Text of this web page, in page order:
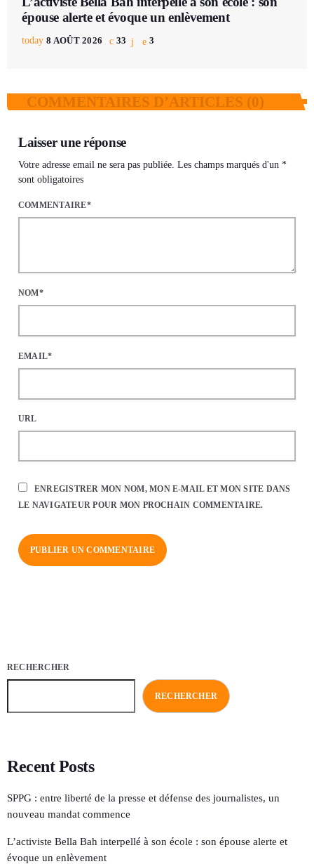
épouse alerte et évoque un enlèvement
today 8 AOÛT 2026 33 3
COMMENTAIRES D’ARTICLES (0)
Laisser une réponse
Votre adresse email ne sera pas publiée. Les champs marqués d'un *
sont obligatoires
COMMENTAIRE*
NOM*
EMAIL*
URL
ENREGISTRER MON NOM, MON E-MAIL ET MON SITE DANS
LE NAVIGATEUR POUR MON PROCHAIN COMMENTAIRE.
RECHERCHER
RECHERCHER
Recent Posts
SPPG : entre liberté de la presse et défense des journalistes, un
nouveau mandat commence
L’activiste Bella Bah interpellé à son école : son épouse alerte et
évoque un enlèvement